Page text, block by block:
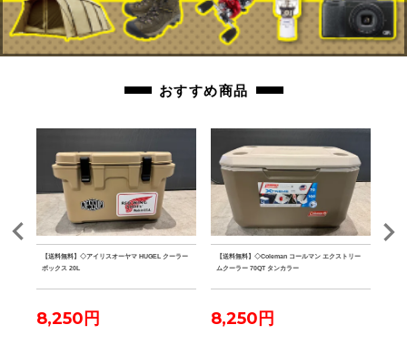
おすすめ商品
【送料無料】◇アイリスオーヤマ HUGEL クーラー
ボックス 20L
8,250円
【送料無料】◇Coleman コールマン エクストリー
ムクーラー 70QT タンカラー
8,250円